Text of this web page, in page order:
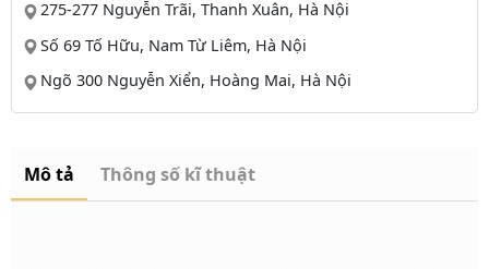
275-277 Nguyễn Trãi, Thanh Xuân, Hà Nội
Số 69 Tố Hữu, Nam Từ Liêm, Hà Nội
Ngõ 300 Nguyễn Xiển, Hoàng Mai, Hà Nội
Mô tả Thông số kĩ thuật